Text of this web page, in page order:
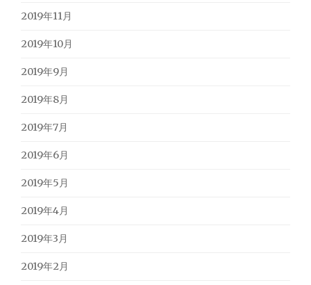
2019年11月
2019年10月
2019年9月
2019年8月
2019年7月
2019年6月
2019年5月
2019年4月
2019年3月
2019年2月